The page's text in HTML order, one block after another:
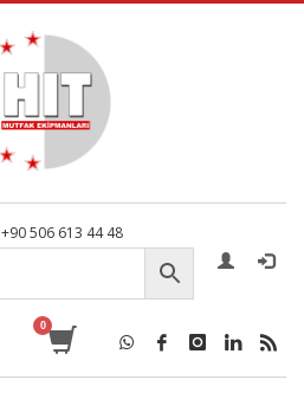
+90 506 613 44 48